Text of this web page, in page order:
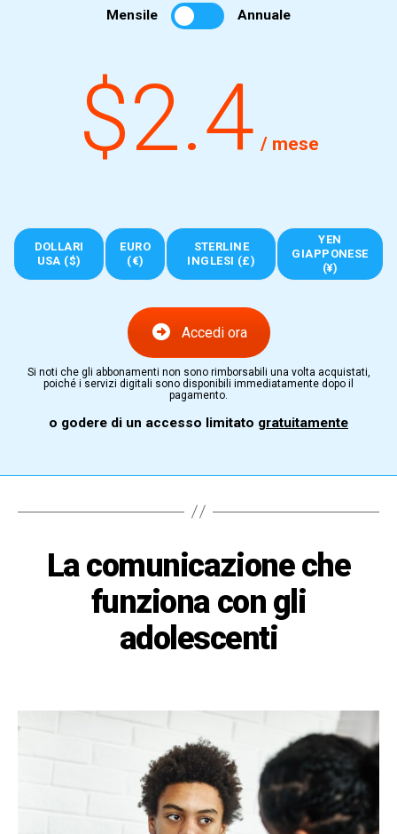
Mensile Annuale
$2.4 / mese
DOLLARI
USA ($)
EURO
(€)
STERLINE
INGLESI (£)
YEN
GIAPPONESE
(¥)
Accedi ora
Si noti che gli abbonamenti non sono rimborsabili una volta acquistati,
poiché i servizi digitali sono disponibili immediatamente dopo il
pagamento.
o godere di un accesso limitato gratuitamente
La comunicazione che
funziona con gli
adolescenti